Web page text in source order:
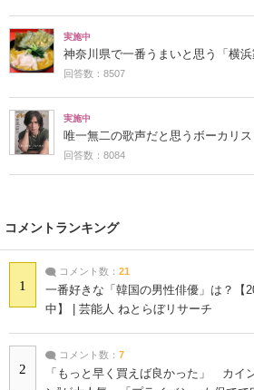
実施中
神奈川県で一番うまいと思う「横
回答数：8507
実施中
唯一無二の歌声だと思うボーカリス
回答数：8084
コメントランキング
1
コメント数： 21
一番好きな「韓国の男性俳優」は？【
中】 | 芸能人 ねとらぼリサーチ
2
コメント数： 7
「もっと早く買えば良かった」 カイ